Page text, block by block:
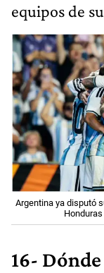
equipos de
Argentina ya disputó
16-